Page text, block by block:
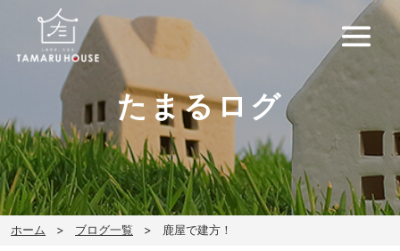
たまるログ
ホーム ブログ一覧 鹿屋で建方！